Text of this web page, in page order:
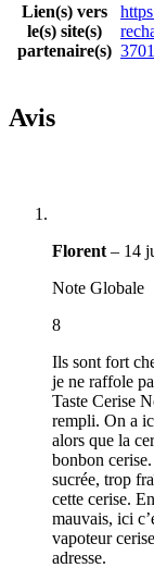
Lien(s) vers
le(s) site(s)
partenaire(s)
Avis
Florent – 14
Note Globale
8
Ils sont fort
je ne raffole
Taste Cerise
rempli. On a
alors que la
bonbon
sucrée, trop
cette cerise.
mauvais, ici
vapoteur
adresse.